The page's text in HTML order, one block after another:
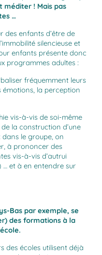
méditer ! Mais pas
…
des enfants d’être de
silencieuse et
enfants présente donc
programmes adultes :
fréquemment leurs
émotions, la perception
vis-à-vis de soi-même
la construction d’une
le groupe, on
à prononcer des
vis-à-vis d’autrui
et à en entendre sur
Bas par exemple, se
des formations à la
des écoles utilisent déjà